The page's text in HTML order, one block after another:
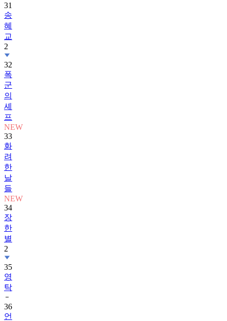
31
송
혜
교
2
32
폭
군
의
셰
프
NEW
33
화
려
한
날
들
NEW
34
장
한
별
2
35
영
탁
36
언